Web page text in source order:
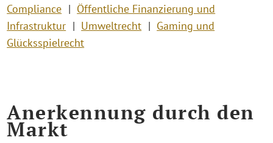
Compliance
Öffentliche Finanzierung und
Infrastruktur
Umweltrecht
Gaming und
Glücksspielrecht
Anerkennung durch den
Markt